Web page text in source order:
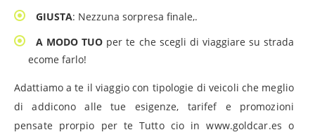
GIUSTA: Nezzuna sorpresa finale,.
A MODO TUO per te che scegli di viaggiare su strada
ecome farlo!
Adattiamo a te il viaggio con tipologie di veicoli che meglio
di addicono alle tue esigenze, tarifef e promozioni
pensate prorpio per te Tutto cio in www.goldcar.es o